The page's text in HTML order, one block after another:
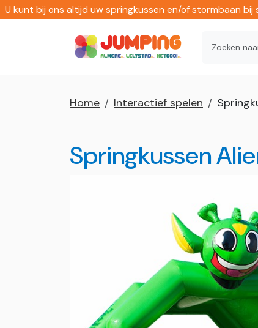
U kunt bij ons altijd uw springkussen en/of stormbaan
Home Interactief spelen
Springkussen